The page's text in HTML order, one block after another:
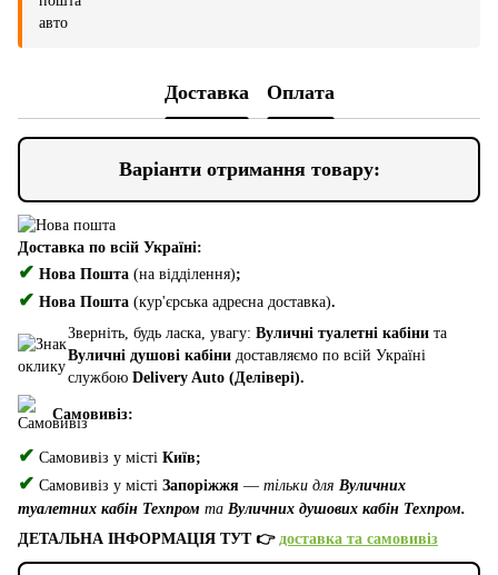
Доставка Оплата
Варіанти отримання товару:
Доставка по всій Україні:
✔ Нова Пошта (на відділення);
✔ Нова Пошта (кур'єрська адресна доставка).
Зверніть, будь ласка, увагу: Вуличні туалетні кабіни та
Вуличні душові кабіни доставляємо по всій Україні
службою Delivery Auto (Делівері).
Самовивіз:
✔ Самовивіз у місті Київ;
✔ Самовивіз у місті Запоріжжя — тільки для Вуличних
туалетних кабін Техпром та Вуличних душових кабін Техпром.
ДЕТАЛЬНА ІНФОРМАЦІЯ ТУТ 👉 доставка та самовивіз